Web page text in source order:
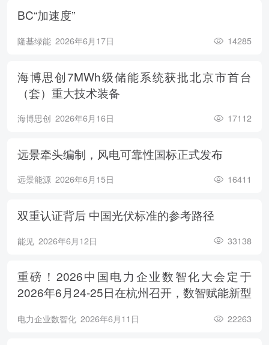
BC“加速度”
隆基绿能 2026年6月17日 14285
海博思创7MWh级储能系统获批北京市首台
（套）重大技术装备
海博思创 2026年6月16日 17112
远景牵头编制，风电可靠性国标正式发布
远景能源 2026年6月15日 16411
双重认证背后 中国光伏标准的参考路径
能见 2026年6月12日 33138
重磅！2026中国电力企业数智化大会定于
2026年6月24-25日在杭州召开，数智赋能新型
电力企业数智化 2026年6月11日 22263